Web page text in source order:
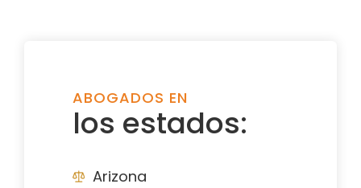
ABOGADOS EN
los estados:
Arizona